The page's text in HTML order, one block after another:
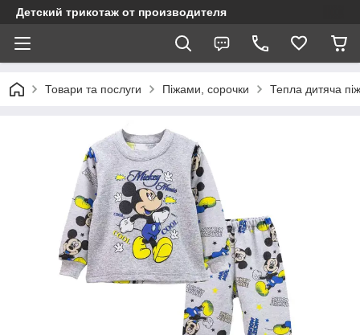
Детский трикотаж от производителя
Товари та послуги Піжами, сорочки Тепла дитяча